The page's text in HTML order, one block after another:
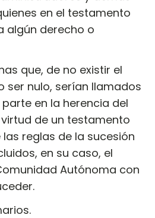
en el testamento
algún derecho o
que, de no existir el
ser nulo, serían llamados
en la herencia del
de un testamento
reglas de la sucesión
en su caso, el
Autónoma con